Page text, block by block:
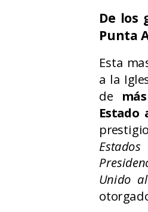
De los
Punta
Esta
a la
de
Unido